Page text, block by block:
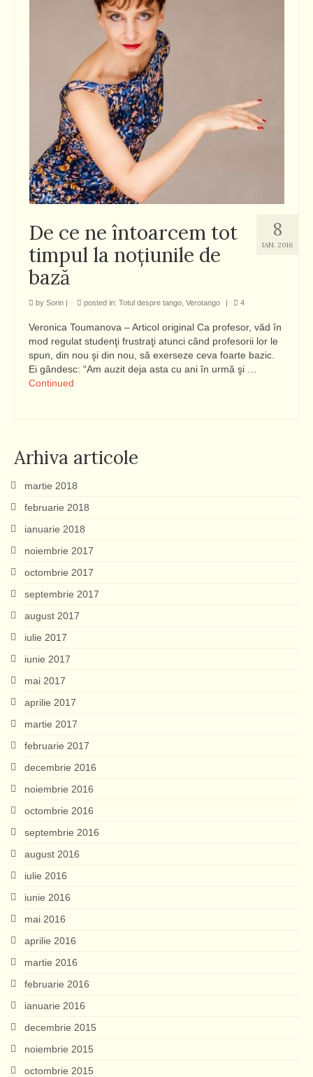
8
IAN. 2016
De ce ne întoarcem tot
timpul la noţiunile de
bază
by Sorin | posted in: Totul despre tango Verotango | 4
Veronica Toumanova – Articol original Ca profesor, văd în
mod regulat studenţi frustraţi atunci când profesorii lor le
spun, din nou şi din nou, să exerseze ceva foarte bazic.
Ei gândesc: “Am auzit deja asta cu ani în urmă şi …
Continued
Arhiva articole
martie 2018
februarie 2018
ianuarie 2018
noiembrie 2017
octombrie 2017
septembrie 2017
august 2017
iulie 2017
iunie 2017
mai 2017
aprilie 2017
martie 2017
februarie 2017
decembrie 2016
noiembrie 2016
octombrie 2016
septembrie 2016
august 2016
iulie 2016
iunie 2016
mai 2016
aprilie 2016
martie 2016
februarie 2016
ianuarie 2016
decembrie 2015
noiembrie 2015
octombrie 2015